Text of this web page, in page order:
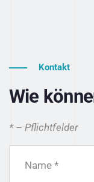
Kontakt
Wie
* – Pflichtfelder
Name *